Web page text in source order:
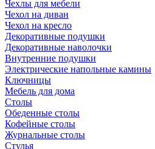
Чехлы для мебели
Чехол на диван
Чехол на кресло
Декоративные подушки
Декоративные наволочки
Внутренние подушки
Электрические напольные камины
Ключницы
Мебель для дома
Столы
Обеденные столы
Кофейные столы
Журнальные столы
Стулья